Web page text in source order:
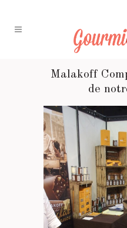
Malakoff